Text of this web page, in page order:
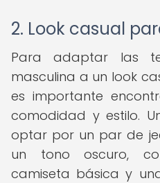
2. Look casual
Para adaptar las
masculina a un look
es importante
comodidad y estilo.
optar por un par de
un tono oscuro,
camiseta básica y